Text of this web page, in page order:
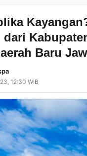
dari
Baru
12:30 WIB